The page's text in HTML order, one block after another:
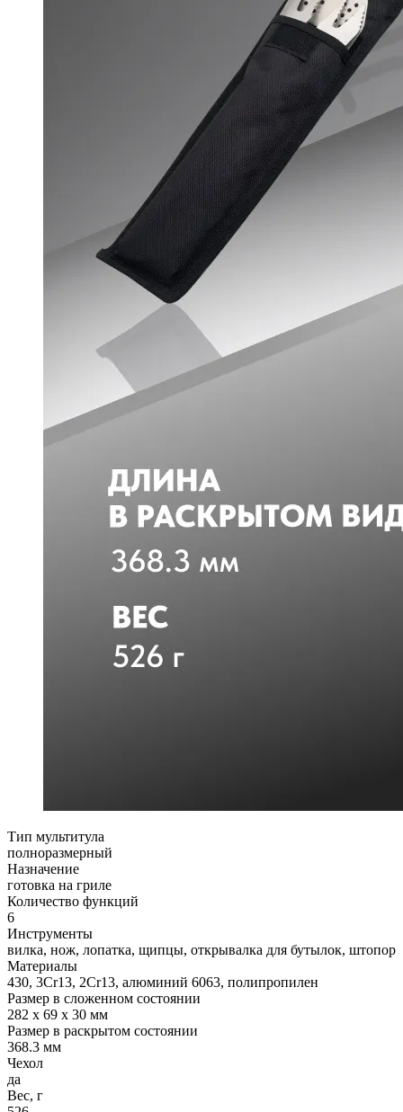
Тип мультитула
полноразмерный
Назначение
готовка на гриле
Количество функций
6
Инструменты
вилка, нож, лопатка, щипцы, открывалка для бутылок, штопор
Материалы
430, 3Cr13, 2Cr13, алюминий 6063, полипропилен
Размер в сложенном состоянии
282 x 69 x 30 мм
Размер в раскрытом состоянии
368.3 мм
Чехол
да
Вес, г